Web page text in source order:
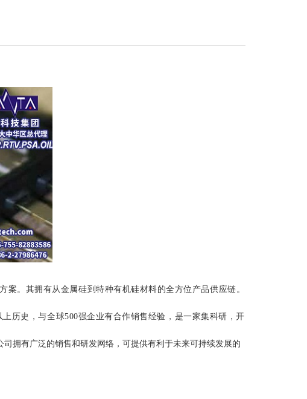
。其拥有从金属硅到特种有机硅材料的全方位产品供应链。
历史，与全球500强企业有合作销售经验，是一家集科研，开
拥有广泛的销售和研发网络，可提供有利于未来可持续发展的